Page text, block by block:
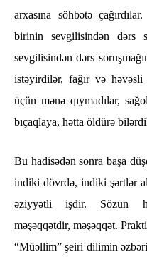
arxasına söhbətə
birinin sevgilisindən dərs
sevgilisindən dərs
istəyirdilər, fağır və
üçün mənə qıymadılar,
bıçaqlaya, hətta öldürə
Bu hadisədən sonra başa
indiki dövrdə, indiki şərtlər
əziyyətli işdir. Sözün
məşəqqətdir, məşəqqət.
“Müəllim” şeiri dilimin